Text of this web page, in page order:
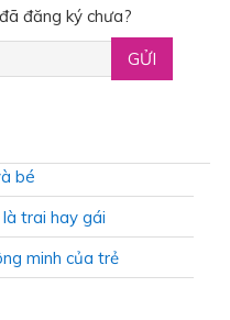
đăng ký chưa?
bé
trai hay gái
minh của trẻ